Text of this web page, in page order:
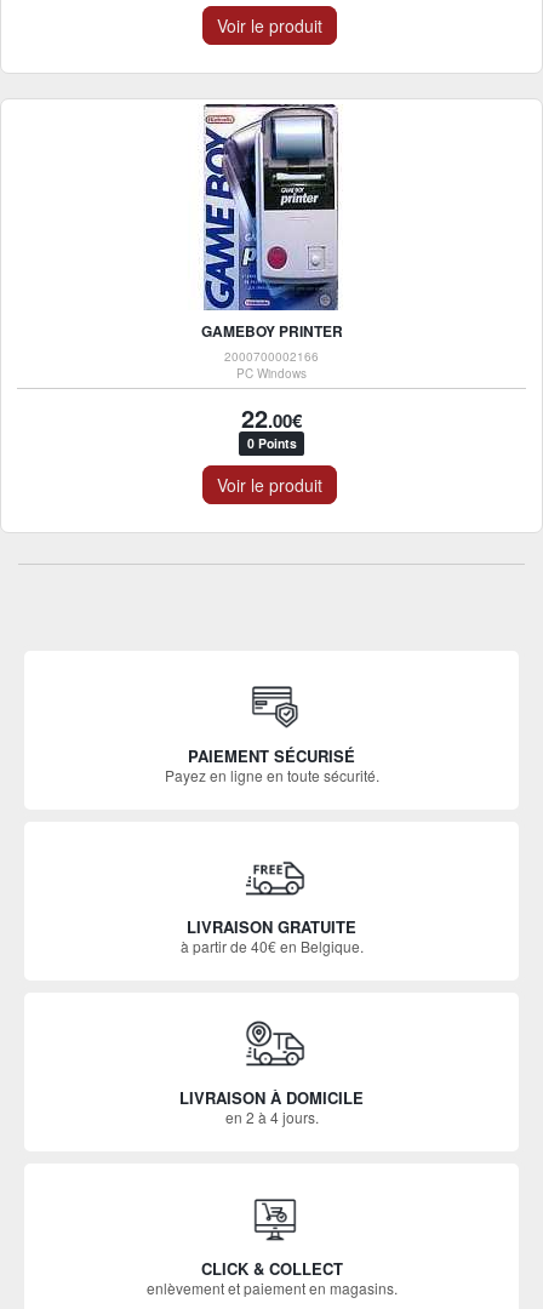
Voir le produit
GAMEBOY PRINTER
2000700002166
PC Windows
22.00€
0 Points
Voir le produit
PAIEMENT SÉCURISÉ
Payez en ligne en toute sécurité.
LIVRAISON GRATUITE
à partir de 40€ en Belgique.
LIVRAISON À DOMICILE
en 2 à 4 jours.
CLICK & COLLECT
enlèvement et paiement en magasins.